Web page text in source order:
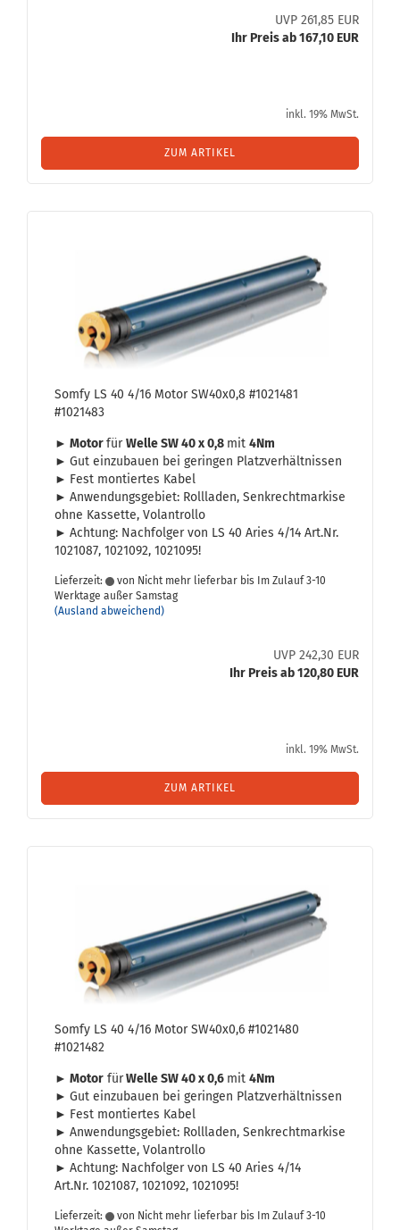
UVP 261,85 EUR
Ihr Preis ab 167,10 EUR
inkl. 19% MwSt.
ZUM ARTIKEL
Somfy LS 40 4/16 Motor SW40x0,8 #1021481
#1021483
► MotorfürWelle SW 40 x 0,8 mit 4Nm
► Gut ein­zu­bau­en bei ge­rin­gen Platz­ver­hält­nis­sen
► Fest mon­tier­tes Kabel
► An­wen­dungs­ge­biet: Roll­la­den, Senk­recht­mar­ki­se
ohne Kas­set­te, Vo­l­an­trol­lo
► Ach­tung: Nach­fol­ger von LS 40 Aries 4/14 Art.Nr.
1021087, 1021092, 1021095!
Lieferzeit:
von Nicht mehr lieferbar bis Im Zulauf 3-10
Werktage außer Samstag
(Ausland abweichend)
UVP 242,30 EUR
Ihr Preis ab 120,80 EUR
inkl. 19% MwSt.
ZUM ARTIKEL
Somfy LS 40 4/16 Motor SW40x0,6 #1021480
#1021482
► Motor fürWelle SW 40 x 0,6 mit 4Nm
► Gut ein­zu­bau­en bei ge­rin­gen Platz­ver­hält­nis­sen
► Fest mon­tier­tes Kabel
► An­wen­dungs­ge­biet: Roll­la­den, Senk­recht­mar­ki­se
ohne Kas­set­te, Vo­l­an­trol­lo
► Ach­tung: Nach­fol­ger von LS 40 Aries 4/14
Art.Nr. 1021087, 1021092, 1021095!
Lieferzeit:
von Nicht mehr lieferbar bis Im Zulauf 3-10